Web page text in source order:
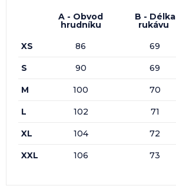
A - Obvod
hrudníku
B - Délka
rukávu
XS
86 69
S 90 69
M 100 70
L 102 71
XL 104 72
XXL 106 73